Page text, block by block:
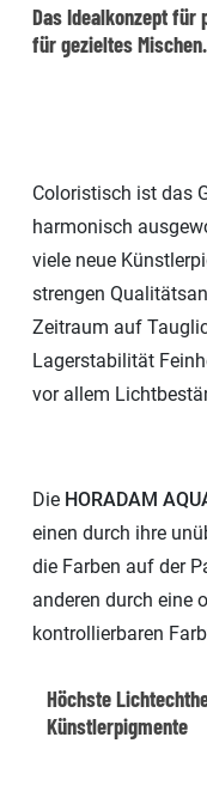
Das Idealkonzept für
für gezieltes Mischen.
Coloristisch ist das
harmonisch
viele neue
strengen
Zeitraum auf
Lagerstabilität
vor allem
Die HORADAM
einen durch ihre
die Farben auf der
anderen durch eine
kontrollierbaren
Höchste
Künstlerpigmente